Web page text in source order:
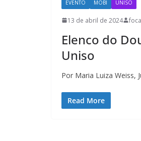
EVENTO MOBI UNISO
13 de abril de 2024
Elenco do
Uniso
Por Maria Luiza Weiss,
Read More